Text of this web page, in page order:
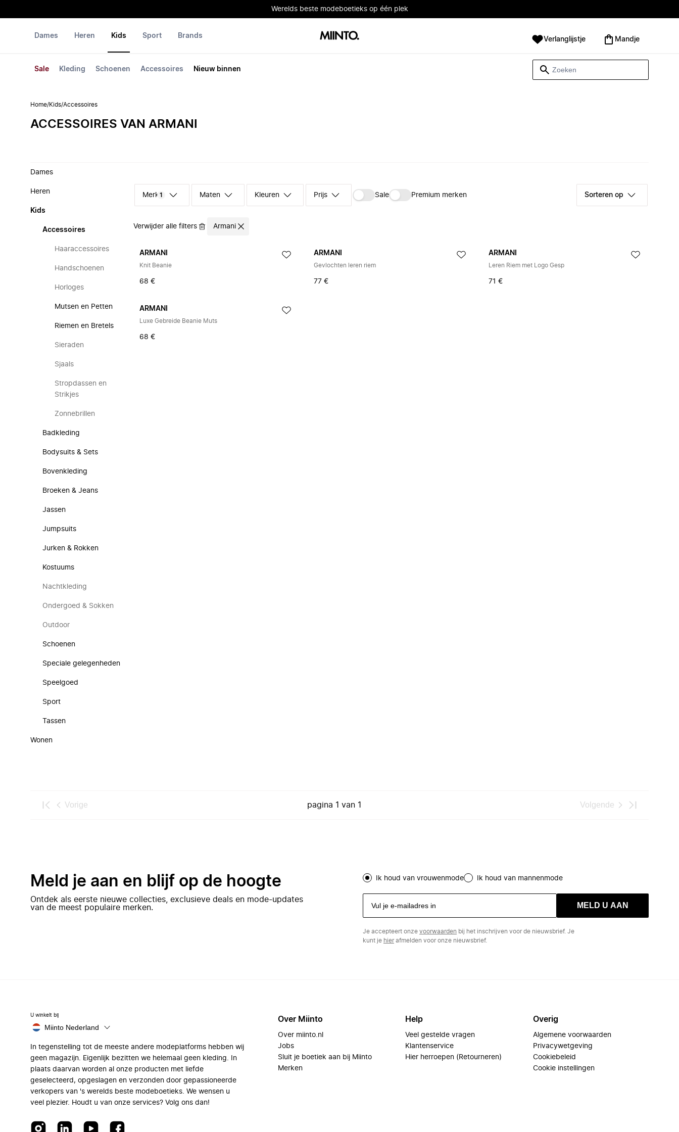
Werelds beste modeboetieks op één plek
Dames Heren Kids
Sale Kleding Schoenen Accessoires Nieuw binnen
Sport Brands Verlanglijstje Mandje
Home/Kids/Accessoires
ACCESSOIRES VAN ARMANI
Dames
Heren
Kids
Accessoires
Haaraccessoires
Handschoenen
Horloges
Mutsen en Petten
Riemen en Bretels
Sieraden
Sjaals
Stropdassen en
Strikjes
Zonnebrillen
Badkleding
Bodysuits & Sets
Bovenkleding
Broeken & Jeans
Jassen
Jumpsuits
Jurken & Rokken
Kostuums
Nachtkleding
Ondergoed & Sokken
Outdoor
Schoenen
Speciale gelegenheden
Speelgoed
Sport
Tassen
Wonen
Merk 1 Maten Kleuren Prijs Sale Premium merken Sorteren op
Verwijder alle filters Armani
ARMANI
Knit Beanie
68 €
ARMANI
Gevlochten leren riem
77 €
ARMANI
Leren Riem met Logo Gesp
71 €
ARMANI
Luxe Gebreide Beanie Muts
68 €
Vorige pagina 1 van 1 Volgende
Meld je aan en blijf op de hoogte
Ontdek als eerste nieuwe collecties, exclusieve deals en mode-updates
van de meest populaire merken.
Ik houd van vrouwenmode Ik houd van mannenmode
MELD U AAN
Je accepteert onze voorwaarden bij het inschrijven voor de nieuwsbrief. Je
kunt je hierafmelden voor onze nieuwsbrief.
U winkelt bij
Miinto Nederland
In tegenstelling tot de meeste andere modeplatforms hebben wij
geen magazijn. Eigenlijk bezitten we helemaal geen kleding. In
plaats daarvan worden al onze producten met liefde
geselecteerd, opgeslagen en verzonden door gepassioneerde
verkopers van 's werelds beste modeboetieks. We wensen u
veel plezier. Houdt u van onze services? Volg ons dan!
Over Miinto
Over miinto.nl
Jobs
Sluit je boetiek aan bij Miinto
Merken
Help
Veel gestelde vragen
Klantenservice
Hier herroepen (Retourneren)
Overig
Algemene voorwaarden
Privacywetgeving
Cookiebeleid
Cookie instellingen